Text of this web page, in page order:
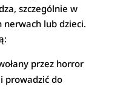
szczególnie w
nerwach lub dzieci.
przez horror
prowadzić do